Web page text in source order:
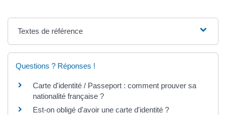
Textes de référence
Questions ? Réponses !
Carte d'identité / Passeport : comment prouver sa
nationalité française ?
Est-on obligé d'avoir une carte d'identité ?